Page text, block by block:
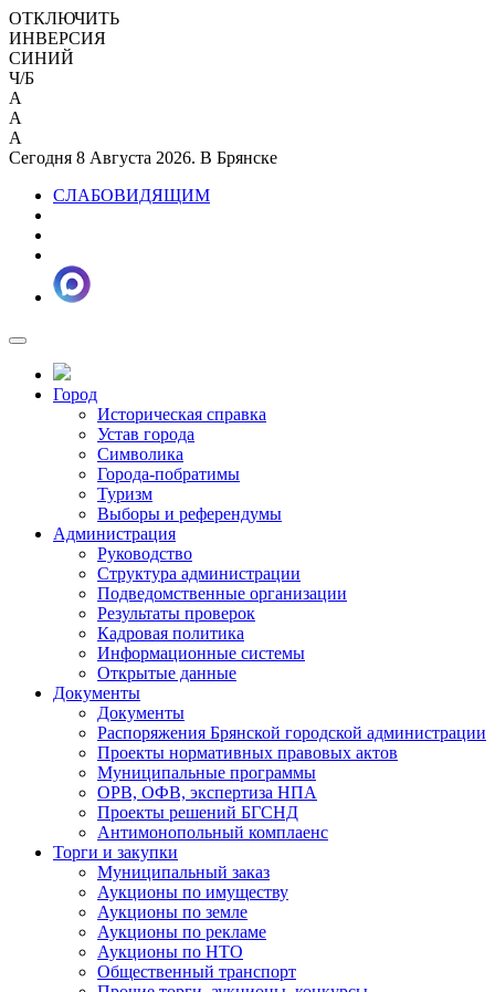
ОТКЛЮЧИТЬ
ИНВЕРСИЯ
СИНИЙ
Ч/Б
A
A
A
Сегодня 8 Августа 2026. В Брянске
СЛАБОВИДЯЩИМ
Город
Историческая справка
Устав города
Символика
Города-побратимы
Туризм
Выборы и референдумы
Администрация
Руководство
Структура администрации
Подведомственные организации
Результаты проверок
Кадровая политика
Информационные системы
Открытые данные
Документы
Документы
Распоряжения Брянской городской администрации
Проекты нормативных правовых актов
Муниципальные программы
ОРВ, ОФВ, экспертиза НПА
Проекты решений БГСНД
Антимонопольный комплаенс
Торги и закупки
Муниципальный заказ
Аукционы по имуществу
Аукционы по земле
Аукционы по рекламе
Аукционы по НТО
Общественный транспорт